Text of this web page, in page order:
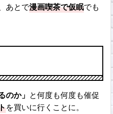
あとで漫画喫茶で仮眠でも
のか」 と何度も何度も催促
を買いに行くことに。